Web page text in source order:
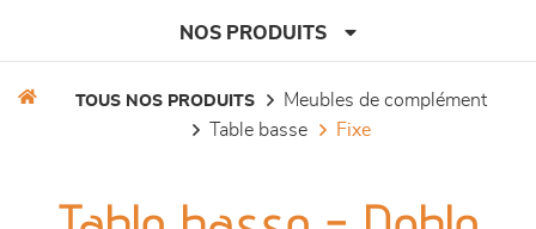
NOS PRODUITS
séjours
TOUS NOS PRODUITS
meubles de complément
table basse
fixe